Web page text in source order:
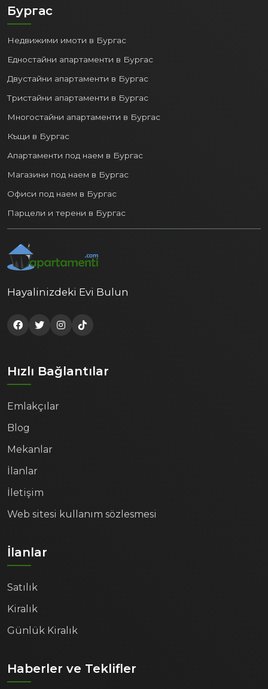
Бургас
Недвижими имоти в Бургас
Едностайни апартаменти в Бургас
Двустайни апартаменти в Бургас
Тристайни апартаменти в Бургас
Многостайни апартаменти в Бургас
Къщи в Бургас
Апартаменти под наем в Бургас
Магазини под наем в Бургас
Офиси под наем в Бургас
Парцели и терени в Бургас
Hayalinizdeki Evi Bulun
Hızlı Bağlantılar
Emlakçılar
Blog
Mekanlar
İlanlar
İletişim
Web sitesi kullanım sözlesmesi
İlanlar
Satılık
Kiralık
Günlük Kiralık
Haberler ve Teklifler